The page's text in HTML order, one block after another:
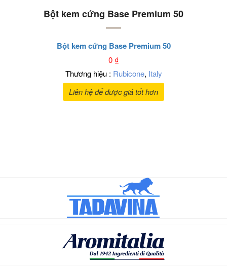
Bột kem cứng Base Premium 50
Bột kem cứng Base Premium 50
0₫
Thương hiệu : Rubicone, Italy
Liên hệ để được giá tốt hơn